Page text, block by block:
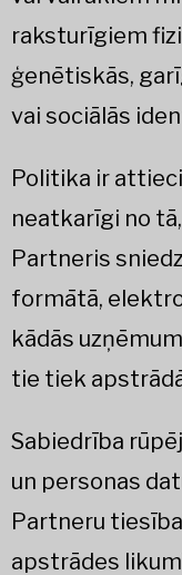
raksturīgiem
ģenētiskās,
vai sociālās
Politika ir
neatkarīgi no
Partneris
formātā,
kādās
tie tiek
Sabiedrība
un personas
Partneru
apstrādes